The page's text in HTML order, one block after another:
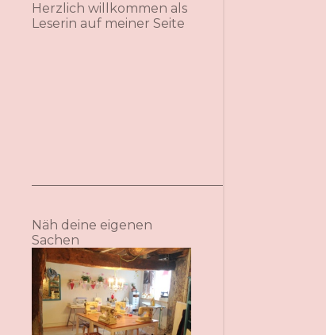
Herzlich willkommen als
Leserin auf meiner Seite
Näh deine eigenen
Sachen